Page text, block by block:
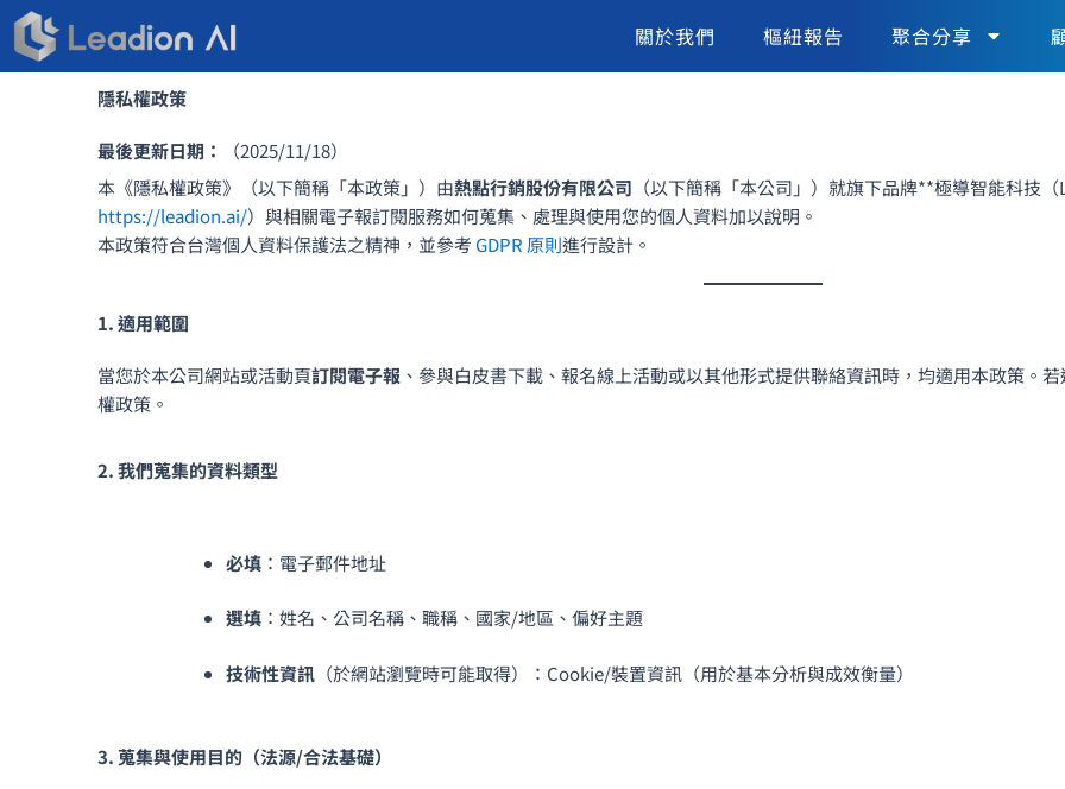
跳
至
主
關於我們 樞紐報告 聚合分享
隱私權政策
最後更新日期：
（2025/11/18）
本《隱私權政策》（以下簡稱「本政策」）由熱點行銷股份有限公司 （以下簡稱「本公司」）就旗下品牌**極導智能科技
https://leadion.ai/）與相關電子報訂閱服務如何蒐集、處理與使用您的個人資料加以說明。
本政策符合台灣個人資料保護法之精神，並參考GDPR 原則進行設計。
1. 適用範圍
當您於本公司網站或活動頁訂閱電子報 、參與白皮書下載、報名線上活動或以其他形式提供聯絡資訊時，均適用本政策。
權政策。
2. 我們蒐集的資料類型
必填：電子郵件地址
選填：姓名、公司名稱、職稱、國家/地區、偏好主題
技術性資訊（於網站瀏覽時可能取得）：Cookie/裝置資訊（用於基本分析與成效衡量）
3. 蒐集與使用目的（法源/合法基礎）